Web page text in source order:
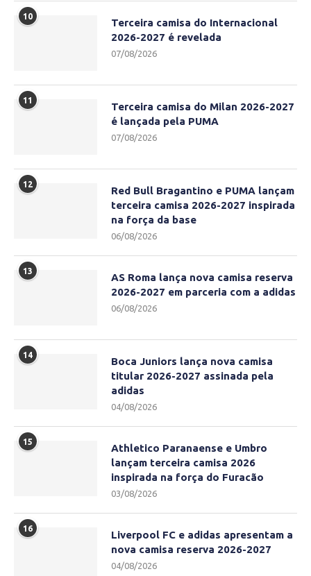
10
Terceira camisa do Internacional
2026-2027 é revelada
07/08/2026
11
Terceira camisa do Milan 2026-2027
é lançada pela PUMA
07/08/2026
12
Red Bull Bragantino e PUMA lançam
terceira camisa 2026-2027 inspirada
na força da base
06/08/2026
13
AS Roma lança nova camisa reserva
2026-2027 em parceria com a adidas
06/08/2026
14
Boca Juniors lança nova camisa
titular 2026-2027 assinada pela
adidas
04/08/2026
15
Athletico Paranaense e Umbro
lançam terceira camisa 2026
inspirada na força do Furacão
03/08/2026
16
Liverpool FC e adidas apresentam a
nova camisa reserva 2026-2027
04/08/2026